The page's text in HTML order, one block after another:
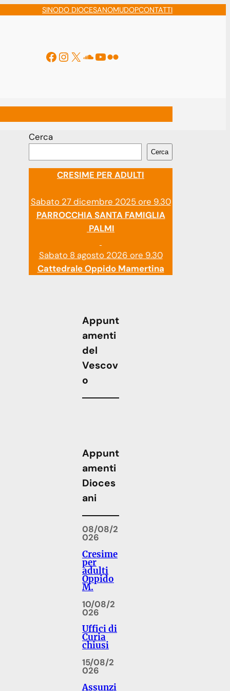
SINODO DIOCESANOMUDOPCONTATTI
Facebook
Instagram
X Soundcloud
YouTube
Flickr
Cerca
Cerca
CRESIME PER ADULTI
Sabato 27 dicembre 2025 ore 9.30
PARROCCHIA SANTA FAMIGLIA
PALMI
Sabato 8 agosto 2026 ore 9.30
Cattedrale Oppido Mamertina
Appunt
amenti
del
Vescov
o
Appunt
amenti
Dioces
ani
08/08/2
026
Cresime
per
adulti
Oppido
M.
10/08/2
026
Uffici di
Curia
chiusi
15/08/2
026
Assunzi